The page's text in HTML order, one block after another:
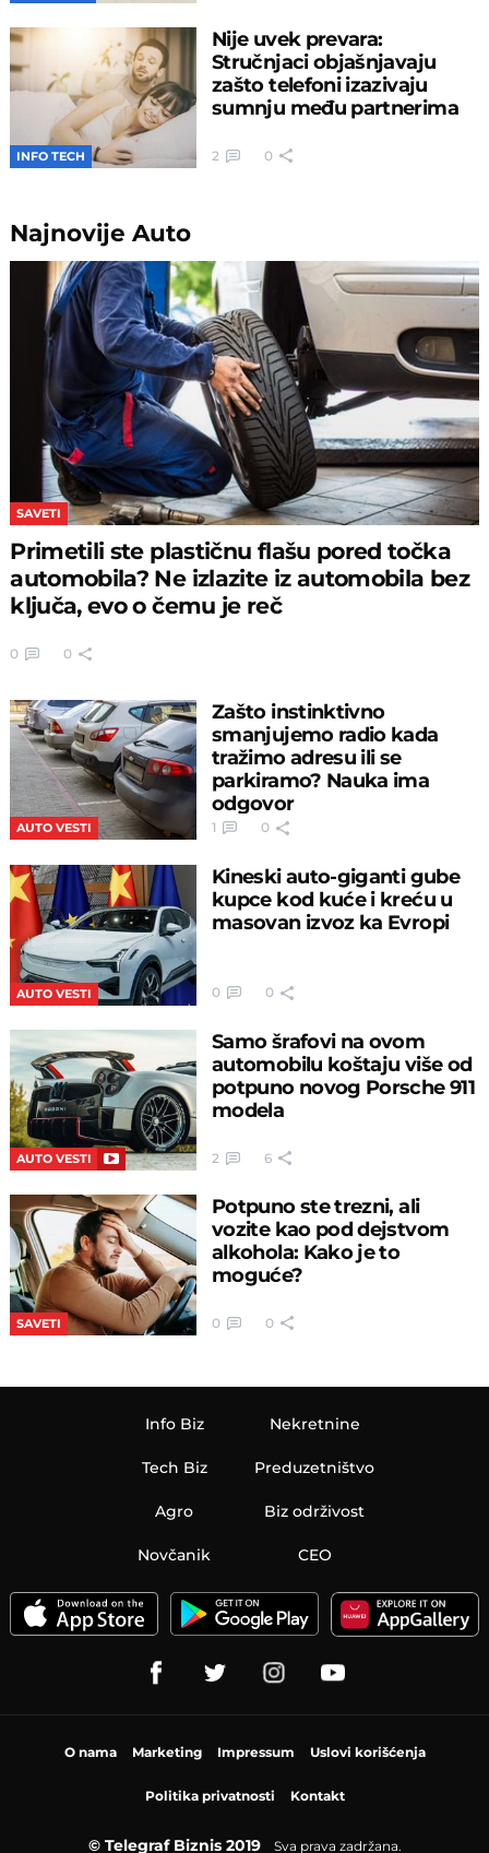
INFO TECH
Nije uvek prevara:
Stručnjaci objašnjavaju
zašto telefoni izazivaju
sumnju među partnerima
2 0
NajnovijeAuto
SAVETI
Primetili ste plastičnu flašu pored točka
automobila? Ne izlazite iz automobila bez
ključa, evo o čemu je reč
0 0
AUTO VESTI
Zašto instinktivno
smanjujemo radio kada
tražimo adresu ili se
parkiramo? Nauka ima
odgovor
1 0
AUTO VESTI
Kineski auto-giganti gube
kupce kod kuće i kreću u
masovan izvoz ka Evropi
0 0
AUTO VESTI
Samo šrafovi na ovom
automobilu koštaju više od
potpuno novog Porsche 911
modela
2 6
SAVETI
Potpuno ste trezni, ali
vozite kao pod dejstvom
alkohola: Kako je to
moguće?
0 0
Info Biz
Tech Biz
Agro
Nekretnine
Preduzetništvo
Biz održivost
Novčanik CEO
O nama Marketing Impressum Uslovi korišćenja
Politika privatnosti Kontakt
© Telegraf Biznis 2019 Sva prava zadržana.